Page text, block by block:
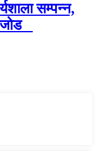
सम्पन्न,
जोड